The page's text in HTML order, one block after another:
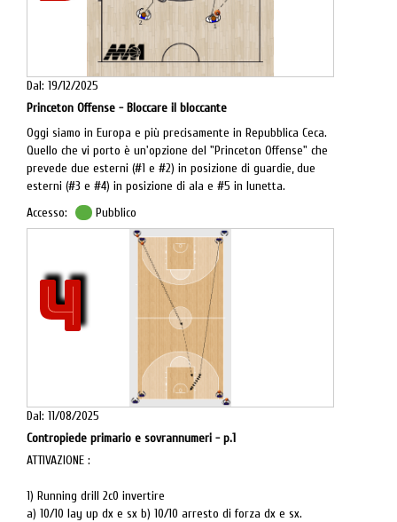
Dal: 19/12/2025
Princeton Offense - Bloccare il bloccante
Oggi siamo in Europa e più precisamente in Repubblica Ceca.
Quello che vi porto è un'opzione del "Princeton Offense" che
prevede due esterni (#1 e #2) in posizione di guardie, due
esterni (#3 e #4) in posizione di ala e #5 in lunetta.
Questa spaziatura prevede ampi spazi per l'attacco sulla
linea di fondo e svariate opzioni tra le quali quella che
#5 porta un blocco verticale per #2 mentre il playmaker, #1,
passa la palla a #4 tagliando verso l'area per giocare una
posizione di post basso in una zona sovrannumerata in
quanto #2 taglia verso l'angolo di lato forte sfruttando il
4
Accesso: Pubblico
Dal: 11/08/2025
Contropiede primario e sovrannumeri - p.1
ATTIVAZIONE :
1) Running drill 2c0 invertire
a) 10/10 lay up dx e sx b) 10/10 arresto di forza dx e sx.